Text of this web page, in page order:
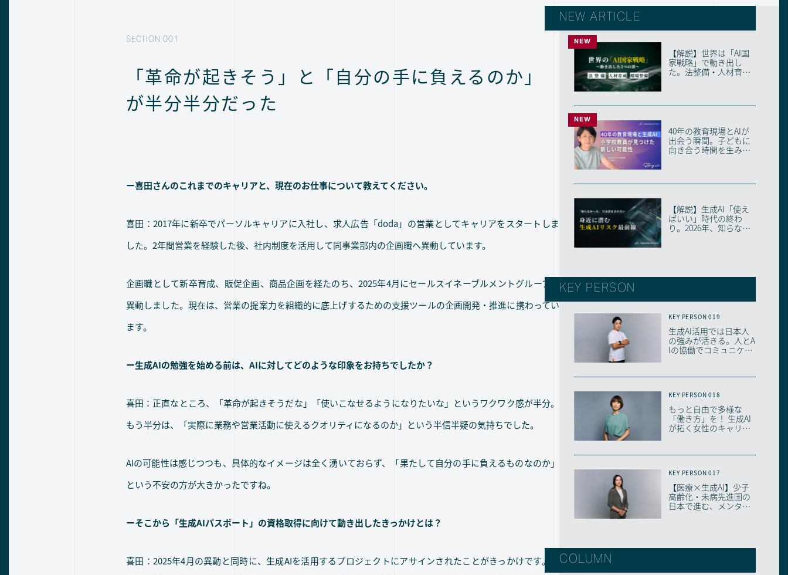
「革命が起きそう」と「自分の手に負えるのか」
が半分半分だった
ー喜田さんのこれまでのキャリアと、現在のお仕事について教えてください。
喜田：2017年に新卒でパーソルキャリアに入社し、求人広告「doda」の営業としてキャリアをスタートしま
した。2年間営業を経験した後、社内制度を活用して同事業部内の企画職へ異動しています。
企画職として新卒育成、販促企画、商品企画を経たのち、2025年4月にセールスイネーブルメントグループへ
異動しました。現在は、営業の提案力を組織的に底上げするための支援ツールの企画開発・推進に携わってい
ます。
ー生成AIの勉強を始める前は、AIに対してどのような印象をお持ちでしたか？
喜田：正直なところ、「革命が起きそうだな」「使いこなせるようになりたいな」というワクワク感が半分。
もう半分は、「実際に業務や営業活動に使えるクオリティになるのか」という半信半疑の気持ちでした。
AIの可能性は感じつつも、具体的なイメージは全く湧いておらず、「果たして自分の手に負えるものなのか」
という不安の方が大きかったですね。
ーそこから「生成AIパスポート」の資格取得に向けて動き出したきっかけとは？
喜田：2025年4月の異動と同時に、生成AIを活用するプロジェクトにアサインされたことがきっかけです。自
NEW ARTICLE
NEW
【解説】世界は「AI国
家戦略」で動き出し
た。法整備・人材育
NEW
40年の教育現場とAIが
出会う瞬間。子どもに
向き合う時間を生み出
【解説】生成AI「使え
ばいい」時代の終わ
り。2026年、知らない
KEY PERSON
KEY PERSON 019
生成AI活用では日本人
の強みが活きる。人とA
Iの協働でコミュニケー
KEY PERSON 018
もっと自由で多様な
「働き⽅」を！ 生成AI
が拓く女性のキャリア
KEY PERSON 017
【医療×生成AI】少子
高齢化・未病先進国の
日本で進む、メンタル
COLUMN